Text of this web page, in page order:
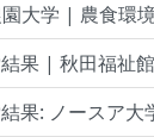
大学 | 農食環
果 | 秋田福祉
果: ノースア大